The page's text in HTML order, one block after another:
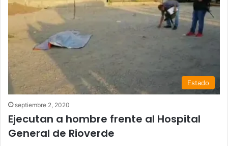
Estado
septiembre 2, 2020
Ejecutan a hombre frente al Hospital
General de Rioverde